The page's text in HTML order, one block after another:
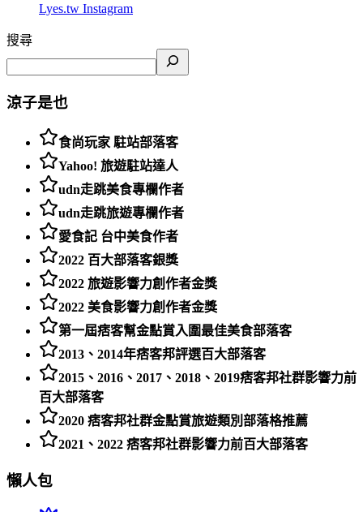
Lyes.tw Instagram
搜尋
涼子是也
食尚玩家 駐站部落客
Yahoo! 旅遊駐站達人
udn走跳美食專欄作者
udn走跳旅遊專欄作者
愛食記 台中美食作者
2022 百大部落客銀獎
2022 旅遊影響力創作者金獎
2022 美食影響力創作者金獎
第一屆痞客幫金點賞入圍最佳美食部落客
2013、2014年痞客邦評選百大部落客
2015、2016、2017、2018、2019痞客邦社群影響力前
百大部落客
2020 痞客邦社群金點賞旅遊類別部落格推薦
2021、2022 痞客邦社群影響力前百大部落客
懶人包